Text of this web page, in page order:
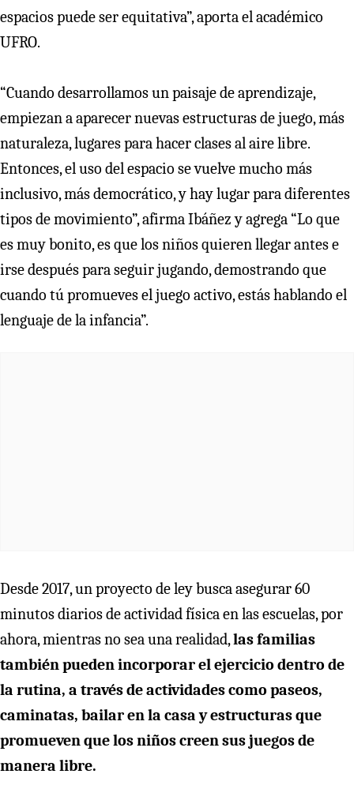
espacios puede ser equitativa”, aporta el académico
UFRO.
“Cuando desarrollamos un paisaje de aprendizaje,
empiezan a aparecer nuevas estructuras de juego, más
naturaleza, lugares para hacer clases al aire libre.
Entonces, el uso del espacio se vuelve mucho más
inclusivo, más democrático, y hay lugar para diferentes
tipos de movimiento”, afirma Ibáñez y agrega “Lo que
es muy bonito, es que los niños quieren llegar antes e
irse después para seguir jugando, demostrando que
cuando tú promueves el juego activo, estás hablando el
lenguaje de la infancia”.
Desde 2017, un proyecto de ley busca asegurar 60
minutos diarios de actividad física en las escuelas, por
ahora, mientras no sea una realidad,las familias
también pueden incorporar el ejercicio dentro de
la rutina, a través de actividades como paseos,
caminatas, bailar en la casa y estructuras que
promueven que los niños creen sus juegos de
manera libre.